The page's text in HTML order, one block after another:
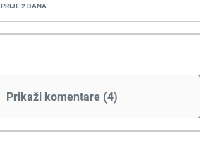
PRIJE 2 DANA
Prikaži komentare (4)